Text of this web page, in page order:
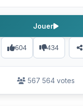
604 434
Jouer
567 564 votes